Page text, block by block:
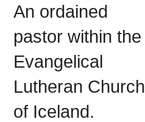
An ordained
pastor within the
Evangelical
Lutheran Church
of Iceland.